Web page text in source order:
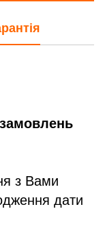
з Вами
дати